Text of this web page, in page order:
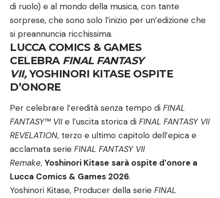
di ruolo) e al mondo della musica, con tante
sorprese, che sono solo l’inizio per un’edizione che
si preannuncia ricchissima.
LUCCA COMICS & GAMES
CELEBRA FINAL FANTASY
VII,YOSHINORI KITASE OSPITE
D’ONORE
Per celebrare l’eredità senza tempo di FINAL
FANTASY™ VII e l’uscita storica di FINAL FANTASY VII
REVELATION, terzo e ultimo capitolo dell’epica e
acclamata serie FINAL FANTASY VII
Remake, Yoshinori Kitase sarà ospite d’onore a
Lucca Comics & Games 2026.
Yoshinori Kitase, Producer della serie FINAL